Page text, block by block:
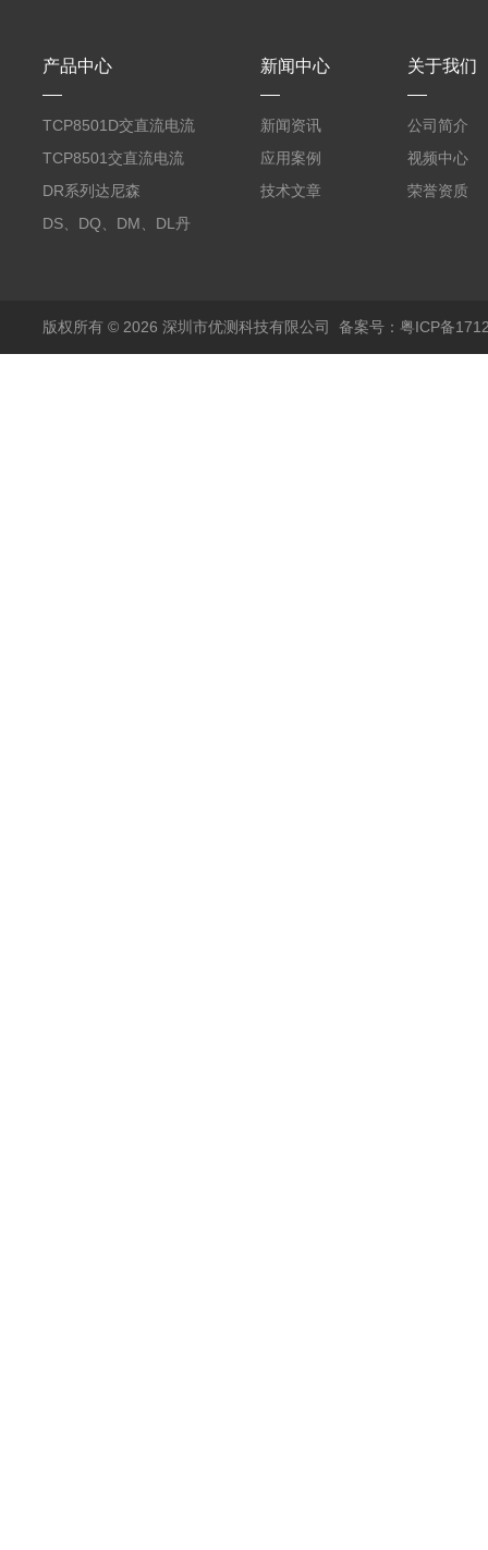
产品中心
TCP8501D交直流电流
探头500A
TCP8501交直流电流
探头500A
DR系列达尼森
Danisense高精度电流
DS、DQ、DM、DL丹
新闻中心
新闻资讯
应用案例
技术文章
关于我们
公司简介
视频中心
荣誉资质
版权所有 © 2026 深圳市优测科技有限公司 备案号：粤ICP备